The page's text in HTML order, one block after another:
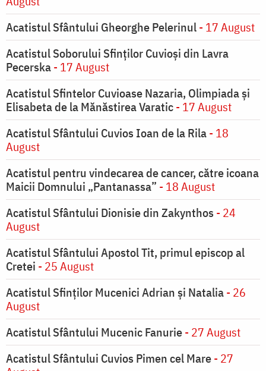
Acatistul Sfântului Gheorghe Pelerinul- 17 August
Acatistul Soborului Sfinților Cuvioși din Lavra
Pecerska- 17 August
Acatistul Sfintelor Cuvioase Nazaria, Olimpiada și
Elisabeta de la Mănăstirea Varatic- 17 August
Acatistul Sfântului Cuvios Ioan de la Rila- 18
August
Acatistul pentru vindecarea de cancer, către icoana
Maicii Domnului „Pantanassa” - 18 August
Acatistul Sfântului Dionisie din Zakynthos - 24
August
Acatistul Sfântului Apostol Tit, primul episcop al
Cretei - 25 August
Acatistul Sfinților Mucenici Adrian și Natalia- 26
August
Acatistul Sfântului Mucenic Fanurie- 27 August
Acatistul Sfântului Cuvios Pimen cel Mare- 27